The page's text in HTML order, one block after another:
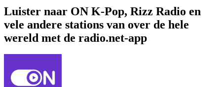
Luister naar ON K-Pop, Rizz Radio en
vele andere stations van over de hele
wereld met de radio.net-app